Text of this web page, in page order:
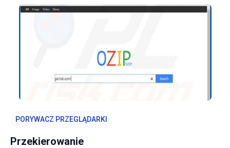
modelu reklamy "Pay Per Click" [PP
PORYWACZ PRZEGLĄDARKI
Przekierowanie